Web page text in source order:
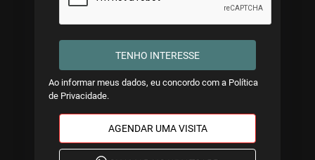
TENHO INTERESSE
Ao informar meus dados, eu concordo com a Política
de Privacidade.
AGENDAR UMA VISITA